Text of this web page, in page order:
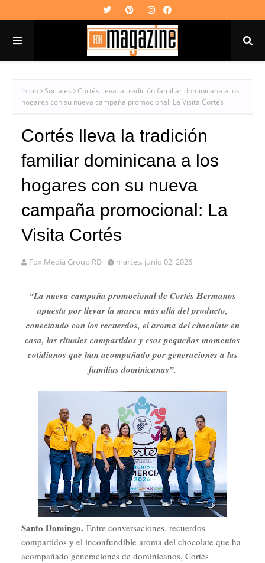
Inicio Sociales
Cortés lleva la tradición familiar dominicana a los
hogares con su nueva campaña promocional: La Visita Cortés
Cortés lleva la tradición
familiar dominicana a los
hogares con su nueva
campaña promocional: La
Visita Cortés
Fox Media Group RD martes, junio 02, 2026
“La nueva campaña promocional de Cortés Hermanos
apuesta por llevar la marca más allá del producto,
conectando con los recuerdos, el aroma del chocolate en
casa, los rituales compartidos y esos pequeños momentos
cotidianos que han acompañado por generaciones a las
familias dominicanas”.
Santo Domingo. Entre conversaciones, recuerdos
compartidos y el inconfundible aroma del chocolate que ha
acompañado generaciones de dominicanos, Cortés